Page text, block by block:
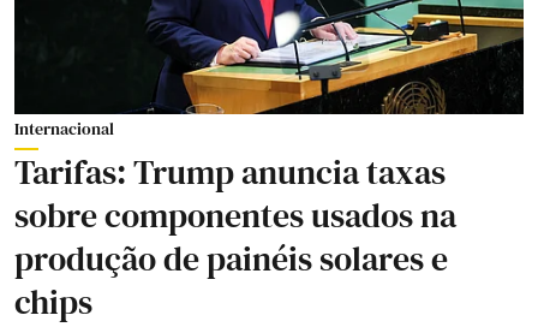
Internacional
Tarifas: Trump anuncia taxas
sobre componentes usados na
produção de painéis solares e
chips